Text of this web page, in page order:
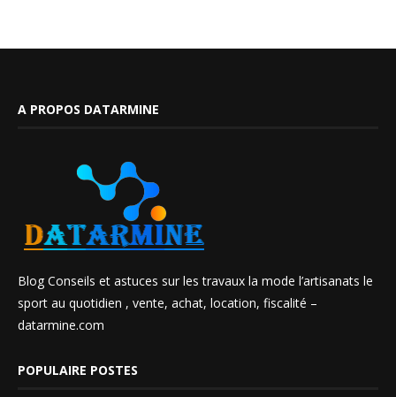
A PROPOS DATARMINE
Blog Conseils et astuces sur les travaux la mode l’artisanats le
sport au quotidien , vente, achat, location, fiscalité –
datarmine.com
POPULAIRE POSTES